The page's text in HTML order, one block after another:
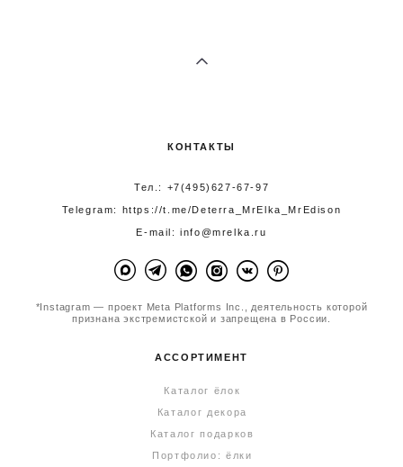
КОНТАКТЫ
Тел.: +7(495)627-67-97
Telegram: https://t.me/Deterra_MrElka_MrEdison
E-mail: info@mrelka.ru
*Instagram — проект Meta Platforms Inc., деятельность которой
признана экстремистской и запрещена в России.
АССОРТИМЕНТ
Каталог ёлок
Каталог декора
Каталог подарков
Портфолио: ёлки